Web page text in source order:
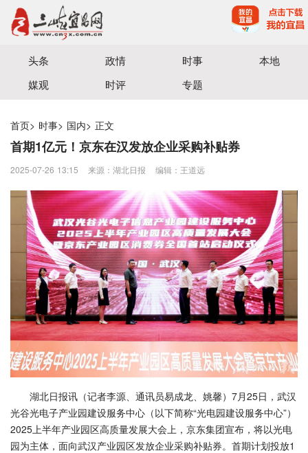
宜昌三峡融媒体中心主办
头条 政情 时事
本地
媒观
时评 专题
首页> 时事> 国内> 正文
首期1亿元！京东在汉发放企业采购补贴券
2025-07-26 13:15 来源：湖北日报 编辑：王道远
湖北日报讯（记者李源、通讯员易成龙、姚馨）7月25日，武汉
光谷光电子产业园建设服务中心（以下简称“光电园建设服务中心”）
2025上半年产业园区高质量发展大会上，京东集团宣布，将以光电
园为主体，面向武汉产业园区发放企业采购补贴券。首期计划投放1